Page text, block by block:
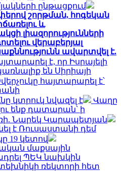
ընթացքում
շորթման, հոգեկան
և
լիազորությունների
վերաբերյալ
ավարտվել է.
է, որ Իսրայելի
են Սիրիայի
հայտարարել է՝
կտրուկ նվազել է
Վաղը
ենք դատարան՝ ի
Նարեկ Կարապետյան
է Ռուսաստանի դեմ
19 կետով
մաքսային
ՊԵԿ նախկին
ռեկտորի հետ